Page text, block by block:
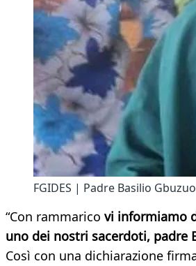
FGIDES | Padre Basilio Gbuzuo
“Con rammarico vi informiamo
uno dei nostri sacerdoti, padre
Così con una dichiarazione